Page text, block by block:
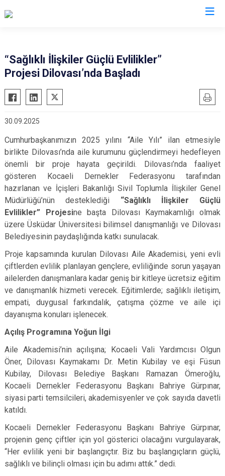
Gebze
Gölcük
Karamürsel
Körfez
Derince
Başiskele
İzmit
Kartepe
“Sağlıklı İlişkiler Güçlü Evlilikler”
Projesi Dilovası’nda Başladı
30.09.2025
Cumhurbaşkanımızın 2025 yılını “Aile Yılı” ilan etmesiyle
birlikte Dilovası’nda aile kurumunu güçlendirmeyi hedefleyen
önemli bir proje hayata geçirildi. Dilovası’nda faaliyet
gösteren Kocaeli Dernekler Federasyonu tarafından
hazırlanan ve İçişleri Bakanlığı Sivil Toplumla İlişkiler Genel
Müdürlüğü’nün desteklediği “Sağlıklı İlişkiler Güçlü
Evlilikler” Projesine başta Dilovası Kaymakamlığı olmak
üzere Üsküdar Üniversitesi bilimsel danışmanlığı ve Dilovası
Belediyesinin paydaşlığında katkı sunulacak.
Proje kapsamında kurulan Dilovası Aile Akademisi, yeni evli
çiftlerden evlilik planlayan gençlere, evliliğinde sorun yaşayan
ailelerden danışmanlara kadar geniş bir kitleye ücretsiz eğitim
ve danışmanlık hizmeti verecek. Eğitimlerde; sağlıklı iletişim,
empati, duygusal farkındalık, çatışma çözme ve aile içi
dayanışma konuları işlenecek.
Açılış Programına Yoğun İlgi
Aile Akademisi’nin açılışına; Kocaeli Vali Yardımcısı Olgun
Öner, Dilovası Kaymakamı Dr. Metin Kubilay ve eşi Füsun
Kubilay, Dilovası Belediye Başkanı Ramazan Ömeroğlu,
Kocaeli Dernekler Federasyonu Başkanı Bahriye Gürpınar,
siyasi parti temsilcileri, akademisyenler ve çok sayıda davetli
katıldı.
Kocaeli Dernekler Federasyonu Başkanı Bahriye Gürpınar,
projenin genç çiftler için yol gösterici olacağını vurgulayarak,
“Her evlilik yeni bir başlangıçtır. Biz bu başlangıçların güçlü,
sağlıklı ve bilinçli olması için bu adımı attık.” dedi.